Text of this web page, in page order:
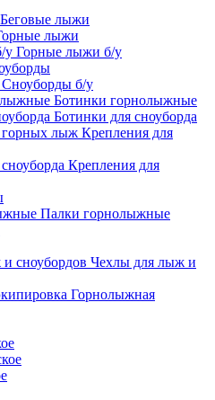
Беговые лыжи
лыжи
Горные лыжи б/у
Сноуборды б/у
Ботинки горнолыжные
Ботинки для сноуборда
Крепления для
Крепления для
Палки горнолыжные
Чехлы для лыж и
Горнолыжная